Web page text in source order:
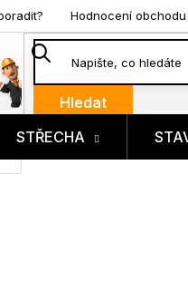
Hodnocení obchodu
Hledat
STŘECHA